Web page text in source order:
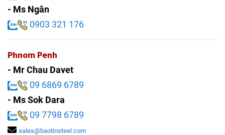
- Ms Ngân
0903 321 176
Phnom Penh
- Mr Chau Davet
09 6869 6789
- Ms Sok Dara
09 7798 6789
sales@baotinsteel.com